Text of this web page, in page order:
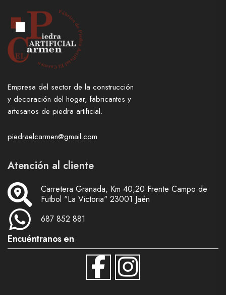
Empresa del sector de la construcción
y decoración del hogar, fabricantes y
artesanos de piedra artificial.
piedraelcarmen@gmail.com
Atención al cliente
Carretera Granada, Km 40,20 Frente Campo de
Futbol "La Victoria" 23001 Jaén
687 852 881
Encuéntranos en